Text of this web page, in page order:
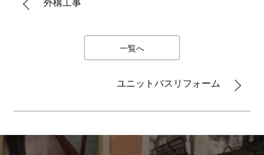
外構工事
一覧へ
ユニットバスリフォーム